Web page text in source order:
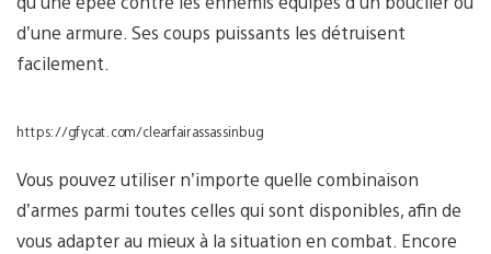
d’une armure. Ses coups puissants les détruisent
facilement.
https://gfycat.com/clearfairassassinbug
Vous pouvez utiliser n’importe quelle combinaison
d’armes parmi toutes celles qui sont disponibles, afin de
vous adapter au mieux à la situation en combat. Encore